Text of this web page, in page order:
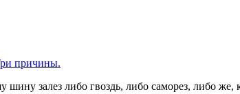
причины.
шину залез либо гвоздь, либо саморез, либо